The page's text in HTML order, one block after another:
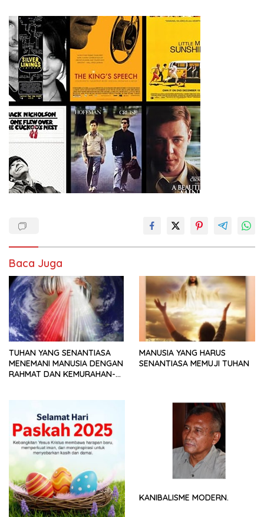
Baca Juga
TUHAN YANG SENANTIASA
MENEMANI MANUSIA DENGAN
RAHMAT DAN KEMURAHAN-
MANUSIA YANG HARUS
SENANTIASA MEMUJI TUHAN
KANIBALISME MODERN.